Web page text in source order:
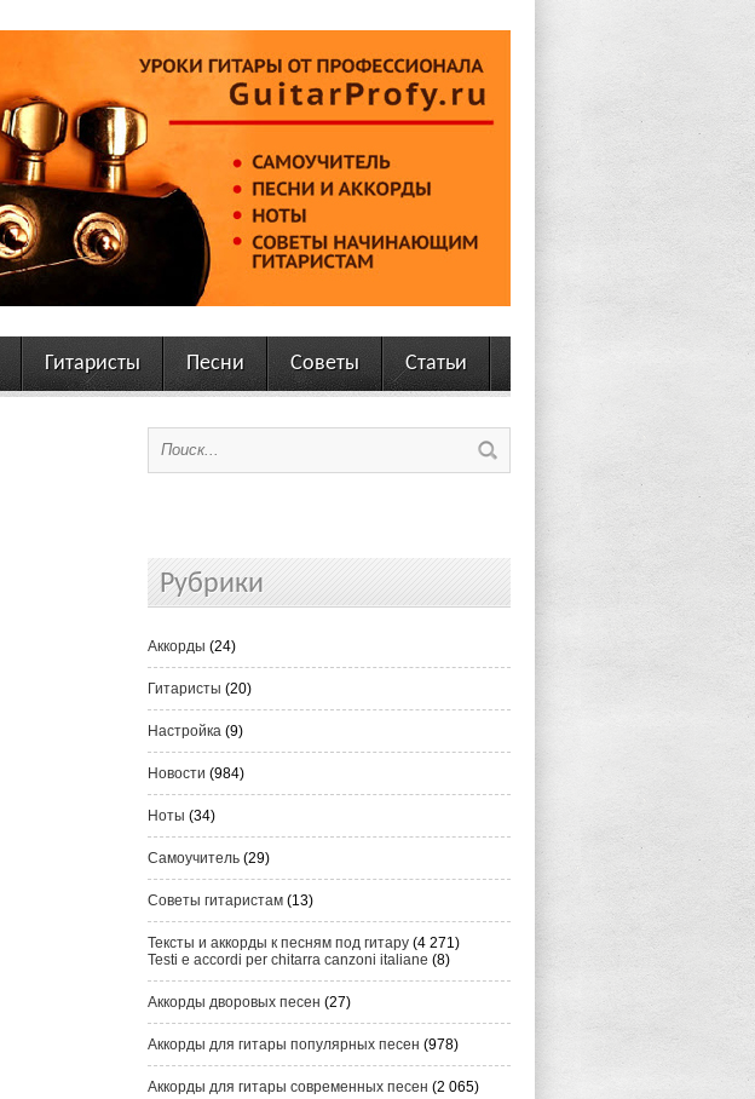
Гитаристы Песни Советы Статьи
Рубрики
Аккорды (24)
Гитаристы (20)
Настройка (9)
Новости (984)
Ноты (34)
Самоучитель (29)
Советы гитаристам (13)
Тексты и аккорды к песням под гитару (4 271)
Testi e accordi per chitarra canzoni italiane (8)
Аккорды дворовых песен (27)
Аккорды для гитары популярных песен (978)
Аккорды для гитары современных песен (2 065)